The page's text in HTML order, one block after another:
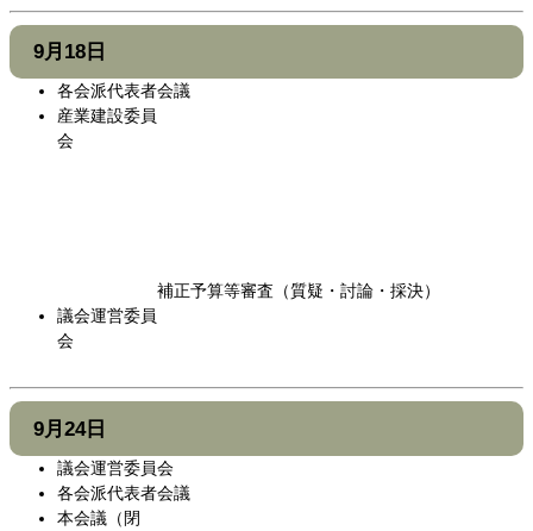
9月18日
各会派代表者会議
産業建設委員
会
補正予算等審査（質疑・討論・採決）
議会運営委員
会
9月24日
議会運営委員会
各会派代表者会議
本会議（閉